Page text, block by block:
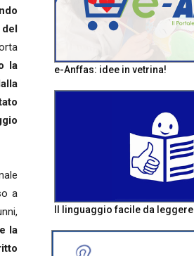
la
a
la
e-Anffas: idee in vetrina!
Il linguaggio facile da leggere